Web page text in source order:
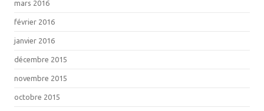
mars 2016
février 2016
janvier 2016
décembre 2015
novembre 2015
octobre 2015